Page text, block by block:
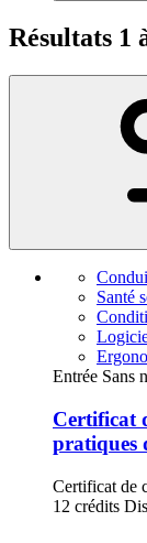
Résultats 1
Santé
Entrée Sans
Certificat
pratiques
Certificat de
12 crédits